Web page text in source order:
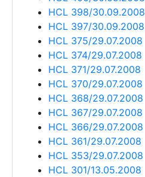
HCL 398/30.09.2008
HCL 397/30.09.2008
HCL 375/29.07.2008
HCL 374/29.07.2008
HCL 371/29.07.2008
HCL 370/29.07.2008
HCL 368/29.07.2008
HCL 367/29.07.2008
HCL 366/29.07.2008
HCL 361/29.07.2008
HCL 353/29.07.2008
HCL 301/13.05.2008